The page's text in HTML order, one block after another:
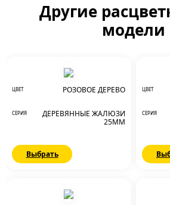
Другие
модели
ЦВЕТ РОЗОВОЕ ДЕРЕВО
СЕРИЯ
ДЕРЕВЯННЫЕ ЖАЛЮЗИ
25ММ
Выбрать
ЦВЕТ
СЕРИЯ